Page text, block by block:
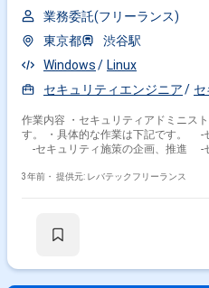
業務委託(フリーランス)
東京都
渋谷駅
Windows
Linux
セキュリティエンジニア
作業内容 ・セキュリティアドミニス
す。 ・具体的な作業は下記です。 -
-セキュリティ施策の企画、推進 -
3年前・ 提供元: レバテックフリーランス